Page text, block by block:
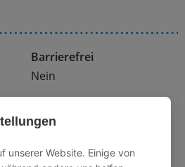
unserer Website. Einige von
Barrierefrei
Nein